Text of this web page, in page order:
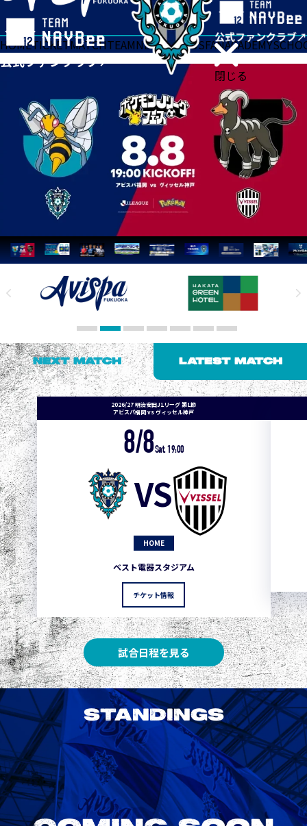
閉じる
HOMETICKETMATCHTEAMNEWSGOODSFANACADEMY
NEXT MATCH LATEST MATCH
2026/27 明治安田J1リーグ 第1節
アビスパ福岡 vs ヴィッセル神戸
8/8Sat. 19:00
VS
HOME
ベスト電器スタジアム
チケット情報
試合日程を見る
STANDINGS